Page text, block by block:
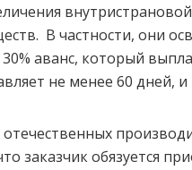
В частности, они
аванс, который
не менее 60 дней, и
заказчик обязуется